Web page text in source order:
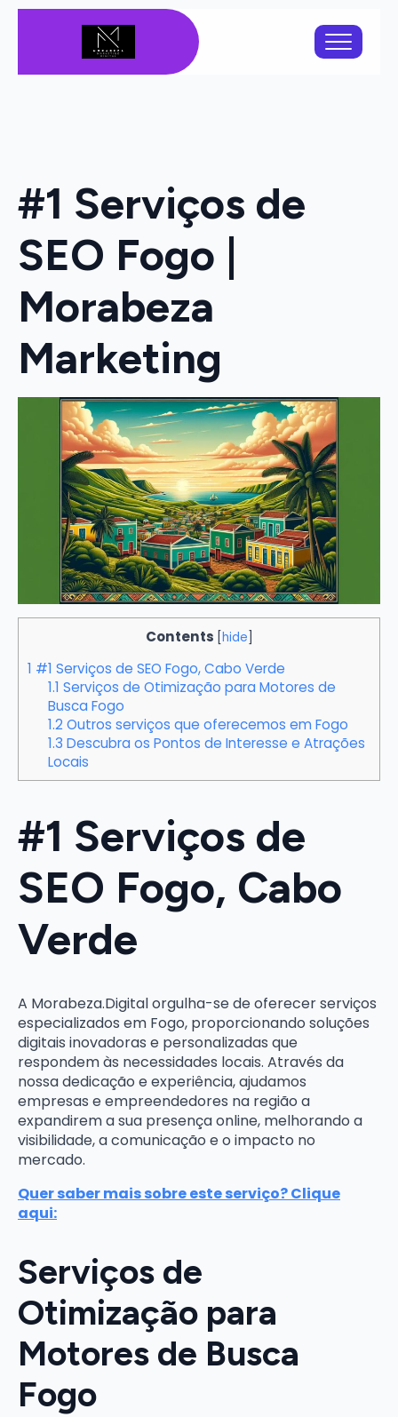
#1 Serviços de
SEO Fogo |
Morabeza
Marketing
Contents hide
1 #1 Serviços de SEO Fogo, Cabo Verde
1.1 Serviços de Otimização para Motores de
Busca Fogo
1.2 Outros serviços que oferecemos em Fogo
1.3 Descubra os Pontos de Interesse e Atrações
Locais
#1 Serviços de
SEO Fogo, Cabo
Verde
A Morabeza.Digital orgulha-se de oferecer serviços
especializados em Fogo, proporcionando soluções
digitais inovadoras e personalizadas que
respondem às necessidades locais. Através da
nossa dedicação e experiência, ajudamos
empresas e empreendedores na região a
expandirem a sua presença online, melhorando a
visibilidade, a comunicação e o impacto no
mercado.
Quer saber mais sobre este serviço? Clique
aqui:
Serviços de
Otimização para
Motores de Busca
Fogo